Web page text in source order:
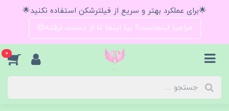
🌟برای عملکرد بهتر و سریع از فیلترشکن استفاده نکنید🌟
حراجیا اینجاست؟ بیا اینجا تا از دستت نرفته😍
0